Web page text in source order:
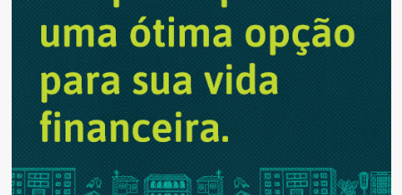
garante
Caiado